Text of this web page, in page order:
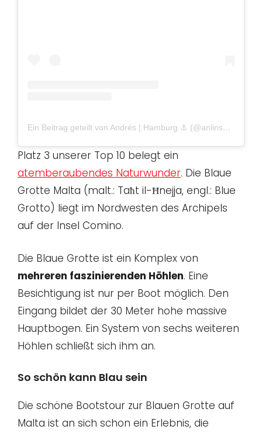
Ein Beitrag geteilt von Andrés | Hamburg ⚓️ (@anlinsh)
Platz 3 unserer Top 10 belegt ein
atemberaubendes Naturwunder. Die Blaue
Grotte Malta (malt.: Taħt il-Ħnejja, engl.: Blue
Grotto) liegt im Nordwesten des Archipels
auf der Insel Comino.
Die Blaue Grotte ist ein Komplex von
mehreren faszinierenden Höhlen. Eine
Besichtigung ist nur per Boot möglich. Den
Eingang bildet der 30 Meter hohe massive
Hauptbogen. Ein System von sechs weiteren
Höhlen schließt sich ihm an.
So schön kann Blau sein
Die schöne Bootstour zur Blauen Grotte auf
Malta ist an sich schon ein Erlebnis, die